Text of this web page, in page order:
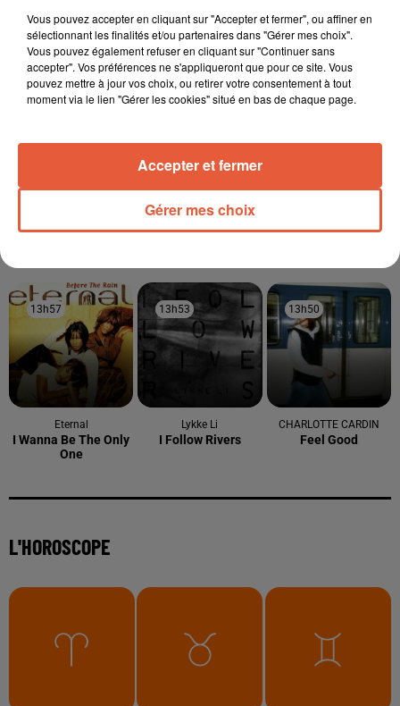
3 août 2026
Sauvage'On Festival : une première édition
électro attendue au cœur...
13h57
13h57
Eternal
I Wanna Be The Only
One
13h53
13h53
Lykke Li
I Follow Rivers
13h50
13h50
CHARLOTTE CARDIN
Feel Good
L'HOROSCOPE
Vous pouvez accepter en cliquant sur "Accepter et fermer", ou affiner en
sélectionnant les finalités et/ou partenaires dans "Gérer mes choix".
Vous pouvez également refuser en cliquant sur "Continuer sans
accepter". Vos préférences ne s'appliqueront que pour ce site. Vous
pouvez mettre à jour vos choix, ou retirer votre consentement à tout
moment via le lien "Gérer les cookies" situé en bas de chaque page.
Gérer mes choix
Accepter et fermer